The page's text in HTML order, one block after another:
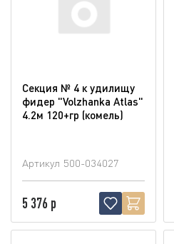
Секция № 4 к удилищу
фидер "Volzhanka Atlas"
4.2м 120+гр (комель)
Артикул 500-034027
5 376 р